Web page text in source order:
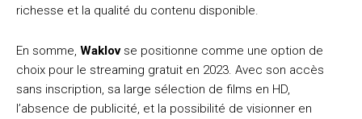
richesse et la qualité du contenu disponible.
En somme, Waklovse positionne comme une option de
choix pour le streaming gratuit en 2023. Avec son accès
sans inscription, sa large sélection de films en HD,
l’absence de publicité, et la possibilité de visionner en